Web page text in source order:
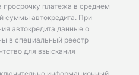
просрочку платежа в среднем
суммы автокредита. При
автокредита данные о
в специальный реестр
для взыскания